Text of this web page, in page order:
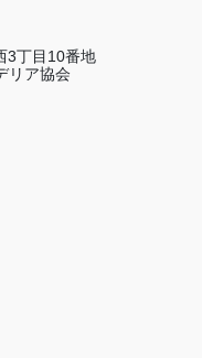
3丁目10番地
リア協会